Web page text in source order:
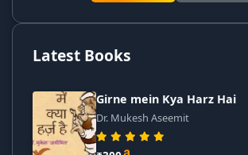
Latest Books
Girne mein Kya Harz Hai
Dr. Mukesh Aseemit